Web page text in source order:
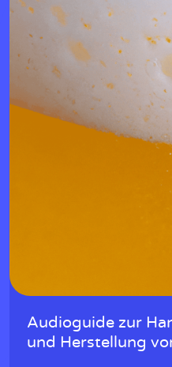
Audioguide zur
und Herstellung